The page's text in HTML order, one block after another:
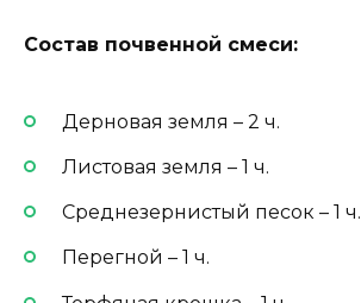
Состав почвенной смеси:
Дерновая земля – 2 ч.
Листовая земля – 1 ч.
Среднезернистый песок – 1 ч.
Перегной – 1 ч.